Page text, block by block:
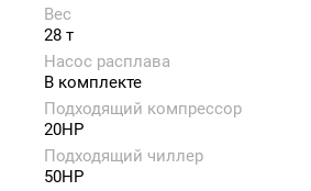
Вес
28 т
Насос расплава
В комплекте
Подходящий компрессор
20HP
Подходящий чиллер
50HP